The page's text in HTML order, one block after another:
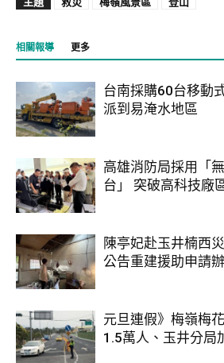
相關報導 更多
台南採購60台移動
派到易淹水地區
高雄消防局採用「
台」 突破高科技廠
陳亭妃赴玉井楠西
公告重建援助申請
元旦連假》梅嶺梅
1.5萬人、玉井分局